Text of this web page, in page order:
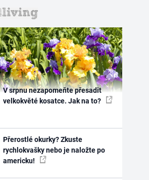
V srpnu nezapomeňte přesadit
velkokvěté kosatce. Jak na to?
Přerostlé okurky? Zkuste
rychlokvašky nebo je naložte po
americku!